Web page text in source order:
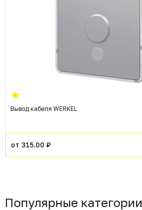
Вывод кабеля WERKEL
от 315.00 ₽
Популярные категории